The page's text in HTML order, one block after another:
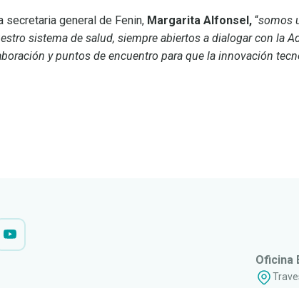
secretaria general de Fenin, Margarita Alfonsel, “somos
sistema de salud, siempre abiertos a dialogar con la
y puntos de encuentro para que la innovación
Oficina